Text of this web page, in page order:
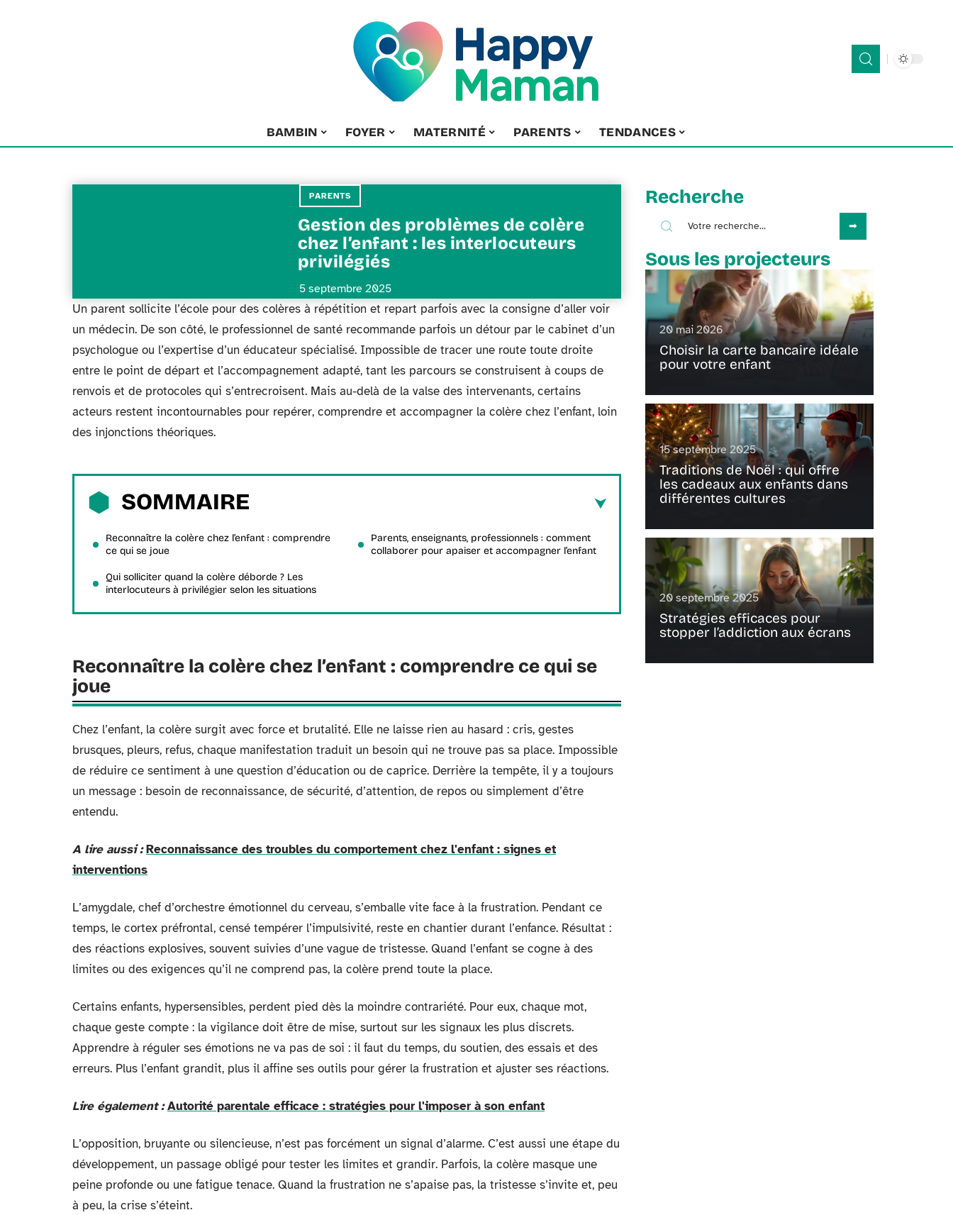
BAMBIN FOYER MATERNITÉ PARENTS TENDANCES
PARENTS
Gestion des problèmes de colère
chez l’enfant : les interlocuteurs
privilégiés
5 septembre 2025
Un parent sollicite l’école pour des colères à répétition et repart parfois avec la consigne d’aller voir
un médecin. De son côté, le professionnel de santé recommande parfois un détour par le cabinet d’un
psychologue ou l’expertise d’un éducateur spécialisé. Impossible de tracer une route toute droite
entre le point de départ et l’accompagnement adapté, tant les parcours se construisent à coups de
renvois et de protocoles qui s’entrecroisent. Mais au-delà de la valse des intervenants, certains
acteurs restent incontournables pour repérer, comprendre et accompagner la colère chez l’enfant, loin
des injonctions théoriques.
SOMMAIRE
Reconnaître la colère chez l’enfant : comprendre
ce qui se joue
Qui solliciter quand la colère déborde ? Les
interlocuteurs à privilégier selon les situations
Parents, enseignants, professionnels : comment
collaborer pour apaiser et accompagner l’enfant
Reconnaître la colère chez l’enfant : comprendre ce qui se
joue
Chez l’enfant, la colère surgit avec force et brutalité. Elle ne laisse rien au hasard : cris, gestes
brusques, pleurs, refus, chaque manifestation traduit un besoin qui ne trouve pas sa place. Impossible
de réduire ce sentiment à une question d’éducation ou de caprice. Derrière la tempête, il y a toujours
un message : besoin de reconnaissance, de sécurité, d’attention, de repos ou simplement d’être
entendu.
A lire aussi : Reconnaissance des troubles du comportement chez l'enfant : signes et
interventions
L’amygdale, chef d’orchestre émotionnel du cerveau, s’emballe vite face à la frustration. Pendant ce
temps, le cortex préfrontal, censé tempérer l’impulsivité, reste en chantier durant l’enfance. Résultat :
des réactions explosives, souvent suivies d’une vague de tristesse. Quand l’enfant se cogne à des
limites ou des exigences qu’il ne comprend pas, la colère prend toute la place.
Certains enfants, hypersensibles, perdent pied dès la moindre contrariété. Pour eux, chaque mot,
chaque geste compte : la vigilance doit être de mise, surtout sur les signaux les plus discrets.
Apprendre à réguler ses émotions ne va pas de soi : il faut du temps, du soutien, des essais et des
erreurs. Plus l’enfant grandit, plus il affine ses outils pour gérer la frustration et ajuster ses réactions.
Lire également : Autorité parentale efficace : stratégies pour l'imposer à son enfant
L’opposition, bruyante ou silencieuse, n’est pas forcément un signal d’alarme. C’est aussi une étape du
développement, un passage obligé pour tester les limites et grandir. Parfois, la colère masque une
peine profonde ou une fatigue tenace. Quand la frustration ne s’apaise pas, la tristesse s’invite et, peu
à peu, la crise s’éteint.
Recherche
Sous les projecteurs
20 mai 2026
Choisir la carte bancaire idéale
pour votre enfant
15 septembre 2025
Traditions de Noël : qui offre
les cadeaux aux enfants dans
différentes cultures
20 septembre 2025
Stratégies efficaces pour
stopper l’addiction aux écrans